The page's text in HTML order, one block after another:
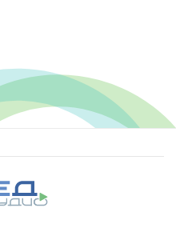
больных